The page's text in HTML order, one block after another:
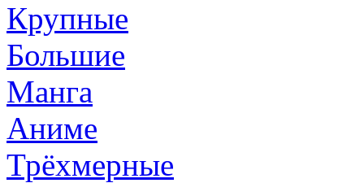
Крупные
Большие
Манга
Аниме
Трёхмерные